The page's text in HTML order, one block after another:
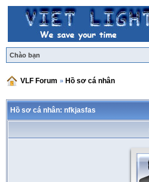
Chào bạn
VLF Forum » Hồ sơ cá nhân
Hồ sơ cá nhân: nfkjasfas